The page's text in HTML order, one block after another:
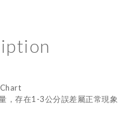
，存在1-3公分誤差屬正常現象